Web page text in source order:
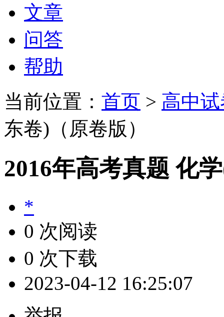
文章
问答
帮助
当前位置： 首页 > 高中
东卷)（原卷版）
2016年高考真题 化
*
0 次阅读
0 次下载
2023-04-12 16:25:07